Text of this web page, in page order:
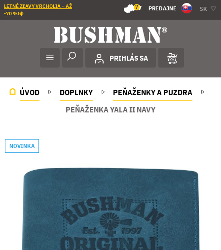
LETNÉ ZĽAVY VRCHOLIA – AŽ
-70 %!☀️
7 PREDAJNE SK
PRIHLÁS SA
ÚVOD DOPLNKY
PEŇAŽENKY A PUZDRA
PEŇAŽENKA YALA II NAVY
NOVINKA